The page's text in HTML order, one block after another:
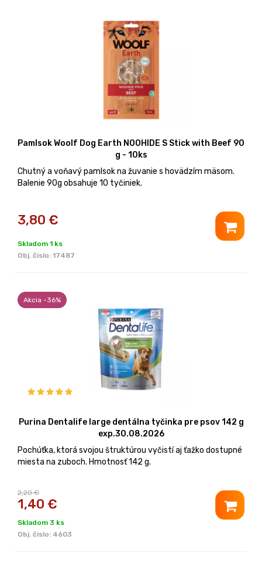
Pamlsok Woolf Dog Earth NOOHIDE S Stick with Beef 90
g - 10ks
Chutný a voňavý pamlsok na žuvanie s hovädzím mäsom.
Balenie 90g obsahuje 10 tyčiniek.
3,80 €
Skladom 1 ks
Obj. čislo: 17487
Akcia -36%
Purina Dentalife large dentálna tyčinka pre psov 142 g
exp.30.08.2026
Pochúťka, ktorá svojou štruktúrou vyčistí aj ťažko dostupné
miesta na zuboch. Hmotnosť 142 g.
2,20 €
1,40 €
Skladom 3 ks
Obj. čislo: 4603